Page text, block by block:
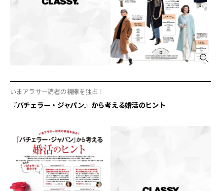
いまアラサー読者の視線を独占！
『バチェラー・ジャパン』から考える婚活のヒント